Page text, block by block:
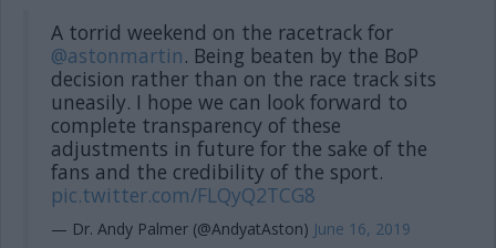
A torrid weekend on the racetrack for
@astonmartin. Being beaten by the BoP
decision rather than on the race track sits
uneasily. I hope we can look forward to
complete transparency of these
adjustments in future for the sake of the
fans and the credibility of the sport.
pic.twitter.com/FLQyQ2TCG8
— Dr. Andy Palmer (@AndyatAston) June 16, 2019